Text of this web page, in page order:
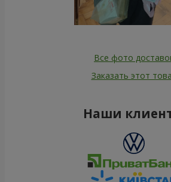
Все фото
Заказать этот
Наши